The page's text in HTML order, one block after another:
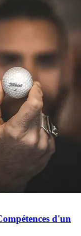
d'un